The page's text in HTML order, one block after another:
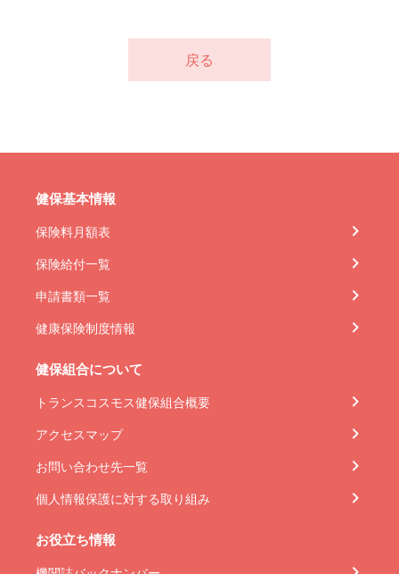
戻る
健保基本情報
保険料月額表
保険給付一覧
申請書類一覧
健康保険制度情報
健保組合について
トランスコスモス健保組合概要
アクセスマップ
お問い合わせ先一覧
個人情報保護に対する取り組み
お役立ち情報